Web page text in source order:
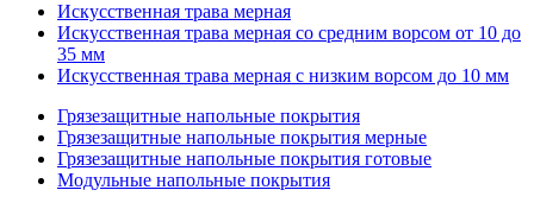
Искуccтвенная трава мерная
Искусственная трава мерная со средним ворсом от 10 до
35 мм
Искусственная трава мерная с низким ворсом до 10 мм
Грязезащитные напольные покрытия
Грязезащитные напольные покрытия мерные
Грязезащитные напольные покрытия готовые
Модульные напольные покрытия